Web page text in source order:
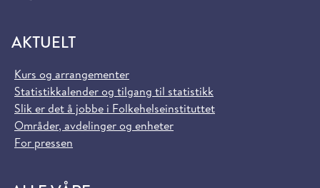
AKTUELT
Kurs og arrangementer
Statistikkalender og tilgang til statistikk
Slik er det å jobbe i Folkehelseinstituttet
Områder, avdelinger og enheter
For pressen